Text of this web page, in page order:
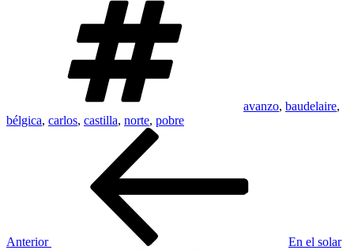
avanzo, baudelaire,
bélgica, carlos, castilla, norte, pobre
Anterior
En el solar